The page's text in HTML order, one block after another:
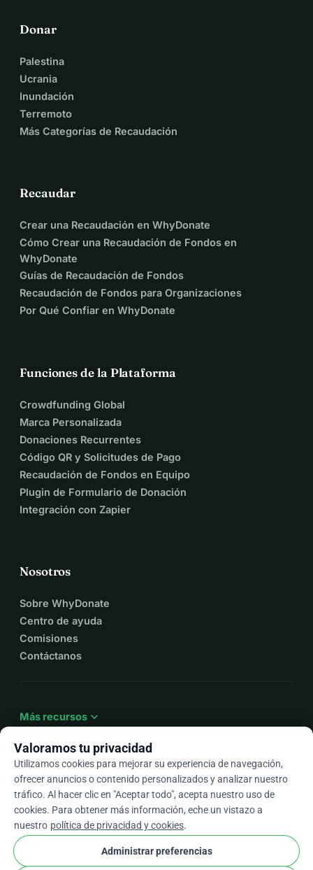
Donar
Palestina
Ucrania
Inundación
Terremoto
Más Categorías de Recaudación
Recaudar
Crear una Recaudación en WhyDonate
Cómo Crear una Recaudación de Fondos en
WhyDonate
Guías de Recaudación de Fondos
Recaudación de Fondos para Organizaciones
Por Qué Confiar en WhyDonate
Funciones de la Plataforma
Crowdfunding Global
Marca Personalizada
Donaciones Recurrentes
Código QR y Solicitudes de Pago
Recaudación de Fondos en Equipo
Plugin de Formulario de Donación
Integración con Zapier
Nosotros
Sobre WhyDonate
Centro de ayuda
Comisiones
Contáctanos
Más recursos expand_more
Esarrow_drop_down
★★★★★4,9 / 5 según más de 500 reseñas
Valoramos tu privacidad
Utilizamos cookies para mejorar su experiencia de navegación,
ofrecer anuncios o contenido personalizados y analizar nuestro
tráfico. Al hacer clic en "Aceptar todo", acepta nuestro uso de
cookies. Para obtener más información, eche un vistazo a
nuestro política de privacidad y cookies.
Administrar preferencias